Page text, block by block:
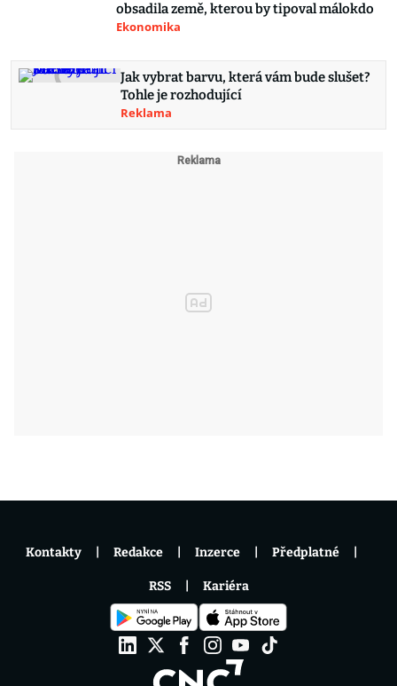
obsadila země, kterou by tipoval málokdo
Ekonomika
Jak vybrat barvu, která vám bude slušet?
Tohle je rozhodující
Reklama
Kontakty Redakce Inzerce Předplatné
RSS Kariéra